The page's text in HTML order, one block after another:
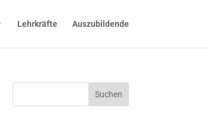
Lehrkräfte Auszubildende
Suchen